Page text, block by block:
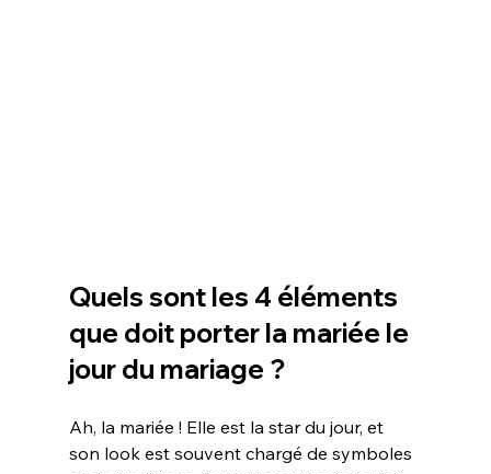
Quels sont les 4 éléments
que doit porter la mariée le
jour du mariage ?
Ah, la mariée ! Elle est la star du jour, et
son look est souvent chargé de symboles